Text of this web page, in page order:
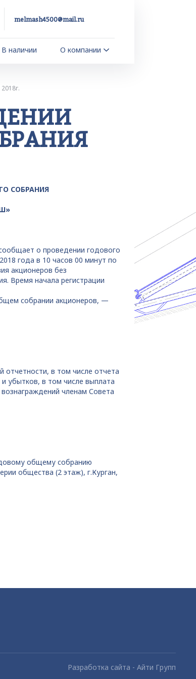
melmash4500@mail.ru
В наличии О компании
СОБРАНИЯ
о проведении годового
года в 10 часов 00 минут по
акционеров без
Время начала регистрации
собрании акционеров, —
отчетности, в том числе отчета
убытков, в том числе выплата
членам Совета
общему собранию
общества (2 этаж), г.Курган,
Разработка сайта - Айти Групп